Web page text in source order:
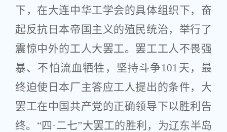
下，在大连中华工学会的具体组织下，奋
起反抗日本帝国主义的殖民统治，举行了
震惊中外的工人大罢工。罢工工人不畏强
暴、不怕流血牺牲，坚持斗争101天，最
终迫使日本厂主答应工人提出的条件，大
罢工在中国共产党的正确领导下以胜利告
终。“四·二七”大罢工的胜利，为辽东半岛